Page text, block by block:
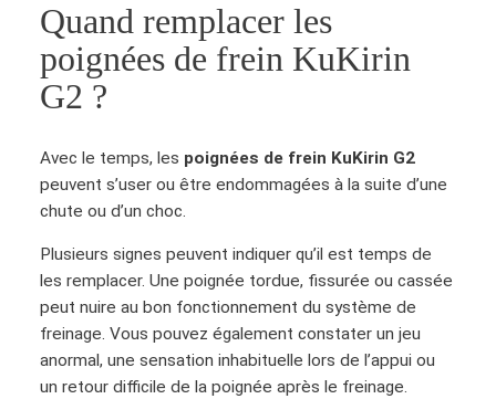
Quand remplacer les
poignées de frein KuKirin
G2 ?
Avec le temps, les poignées de frein KuKirin G2
peuvent s’user ou être endommagées à la suite d’une
chute ou d’un choc.
Plusieurs signes peuvent indiquer qu’il est temps de
les remplacer. Une poignée tordue, fissurée ou cassée
peut nuire au bon fonctionnement du système de
freinage. Vous pouvez également constater un jeu
anormal, une sensation inhabituelle lors de l’appui ou
un retour difficile de la poignée après le freinage.